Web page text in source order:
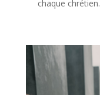
chaque chrétien.